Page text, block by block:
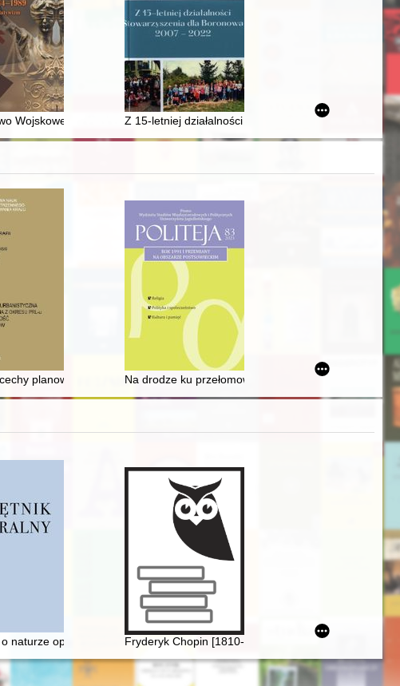
i Północnych Polski w pierwszym powojennym dziesięcioleciu
Wojskowego Sądu Rejonowego w Białymstoku wobec członków
Z 15-letniej działalności Stowarzyszenia dla
J. F. Rhode : post-conference publication, as part of the project Św. Jan
barskiej)
Kazimierza we Lwowie pod redakcją Macieja Franza
planowania przestrzennego według Krzysztofa Herbsta
Na drodze ku przełomowi : cerkiew greckokatolicka
z przedmiotem
naturze opery, czyli dlaczego Fryderyk Chopin nie został twórcą opery
Fryderyk Chopin [1810-1849] i jego muzyka